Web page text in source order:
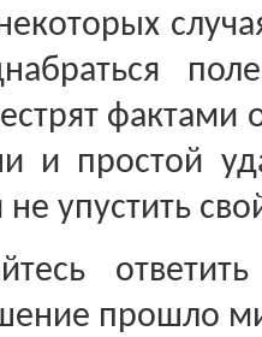
и простой
упустить
прошло